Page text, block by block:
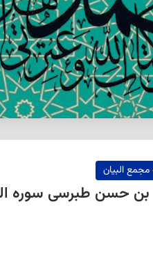
البيان
طبرسی سوره